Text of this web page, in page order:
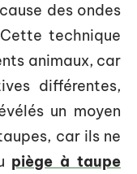
des ondes
technique
animaux, car
différentes,
un moyen
car ils ne
piège à taupe